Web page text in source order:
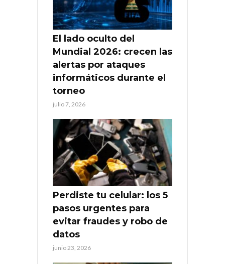
El lado oculto del
Mundial 2026: crecen las
alertas por ataques
informáticos durante el
torneo
julio 7, 2026
Perdiste tu celular: los 5
pasos urgentes para
evitar fraudes y robo de
datos
junio 23, 2026